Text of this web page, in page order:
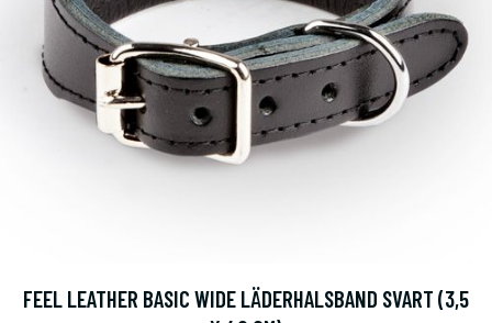
FEEL LEATHER BASIC WIDE LÄDERHALSBAND SVART (3,5